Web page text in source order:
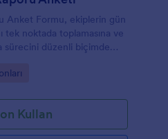
Anket Formu, ekiplerin gün
tek noktada toplamasına ve
düzenli biçimde
Kullan